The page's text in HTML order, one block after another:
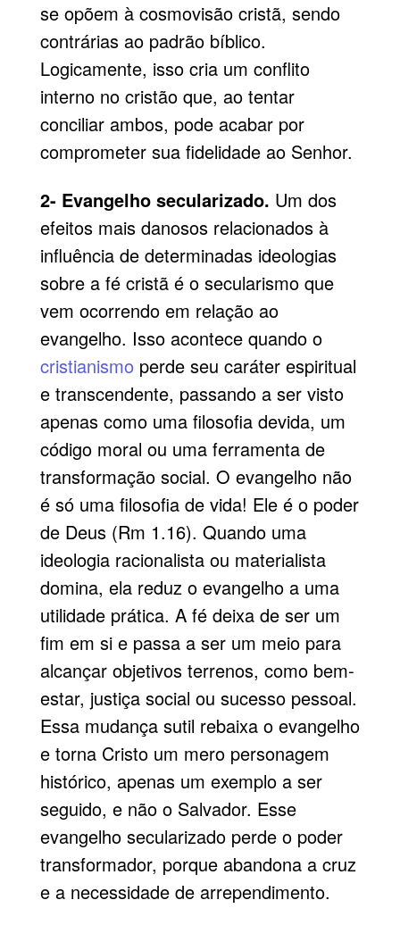
se opõem à cosmovisão cristã, sendo
contrárias ao padrão bíblico.
Logicamente, isso cria um conflito
interno no cristão que, ao tentar
conciliar ambos, pode acabar por
comprometer sua fidelidade ao Senhor.
2- Evangelho secularizado. Um dos
efeitos mais danosos relacionados à
influência de determinadas ideologias
sobre a fé cristã é o secularismo que
vem ocorrendo em relação ao
evangelho. Isso acontece quando o
cristianismoperde seu caráter espiritual
e transcendente, passando a ser visto
apenas como uma filosofia devida, um
código moral ou uma ferramenta de
transformação social. O evangelho não
é só uma filosofia de vida! Ele é o poder
de Deus (Rm 1.16). Quando uma
ideologia racionalista ou materialista
domina, ela reduz o evangelho a uma
utilidade prática. A fé deixa de ser um
fim em si e passa a ser um meio para
alcançar objetivos terrenos, como bem-
estar, justiça social ou sucesso pessoal.
Essa mudança sutil rebaixa o evangelho
e torna Cristo um mero personagem
histórico, apenas um exemplo a ser
seguido, e não o Salvador. Esse
evangelho secularizado perde o poder
transformador, porque abandona a cruz
e a necessidade de arrependimento.